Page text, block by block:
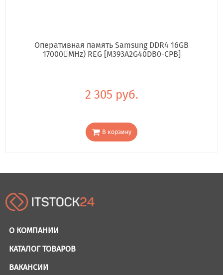
Оперативная память Samsung DDR4 16GB
17000񢋕MHz) REG [M393A2G40DB0-CPB]
2 305 руб.
В корзину
О КОМПАНИИ
КАТАЛОГ ТОВАРОВ
ВАКАНСИИ